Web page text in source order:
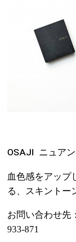
OSAJI ニュア
血色感をアップ
る、スキントー
お問い合わせ先：
933-871